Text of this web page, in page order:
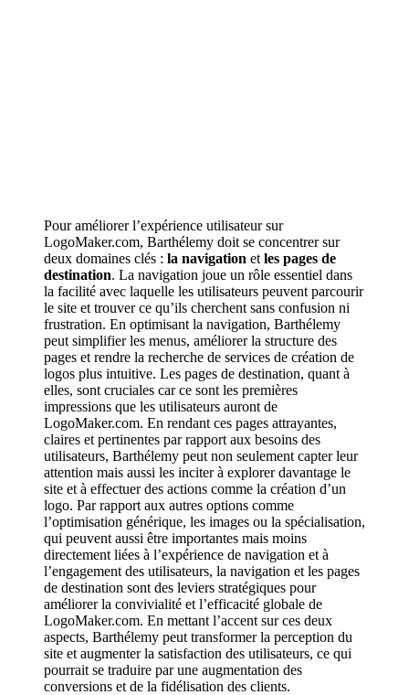
Pour améliorer l’expérience utilisateur sur
LogoMaker.com, Barthélemy doit se concentrer sur
deux domaines clés : la navigation et les pages de
destination. La navigation joue un rôle essentiel dans
la facilité avec laquelle les utilisateurs peuvent parcourir
le site et trouver ce qu’ils cherchent sans confusion ni
frustration. En optimisant la navigation, Barthélemy
peut simplifier les menus, améliorer la structure des
pages et rendre la recherche de services de création de
logos plus intuitive. Les pages de destination, quant à
elles, sont cruciales car ce sont les premières
impressions que les utilisateurs auront de
LogoMaker.com. En rendant ces pages attrayantes,
claires et pertinentes par rapport aux besoins des
utilisateurs, Barthélemy peut non seulement capter leur
attention mais aussi les inciter à explorer davantage le
site et à effectuer des actions comme la création d’un
logo. Par rapport aux autres options comme
l’optimisation générique, les images ou la spécialisation,
qui peuvent aussi être importantes mais moins
directement liées à l’expérience de navigation et à
l’engagement des utilisateurs, la navigation et les pages
de destination sont des leviers stratégiques pour
améliorer la convivialité et l’efficacité globale de
LogoMaker.com. En mettant l’accent sur ces deux
aspects, Barthélemy peut transformer la perception du
site et augmenter la satisfaction des utilisateurs, ce qui
pourrait se traduire par une augmentation des
conversions et de la fidélisation des clients.